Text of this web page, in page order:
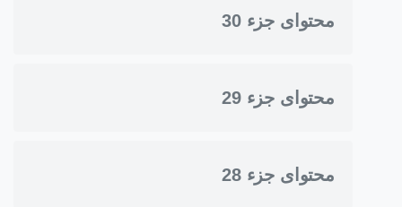
محتوای جزء 30
محتوای جزء 29
محتوای جزء 28